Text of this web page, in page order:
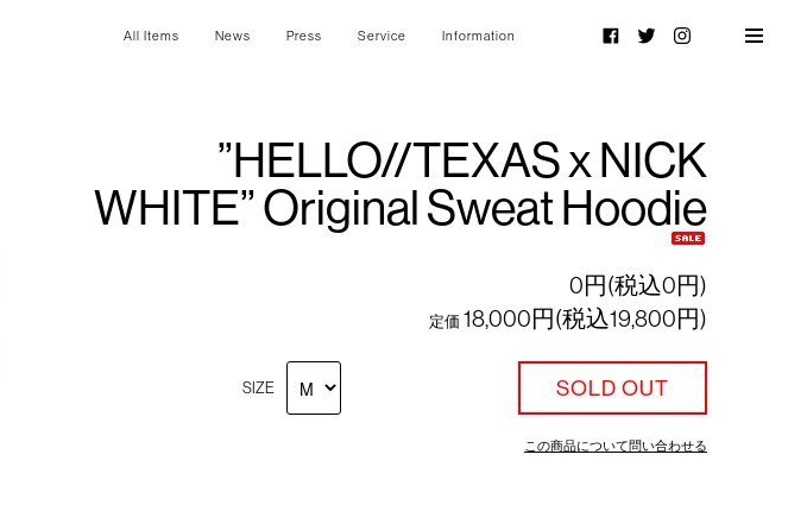
All Items News Press Service Information
”HELLO//TEXAS x NICK
WHITE” Original Sweat Hoodie
0円(税込0円)
定価 18,000円(税込19,800円)
SIZE SOLD OUT
この商品について問い合わせる